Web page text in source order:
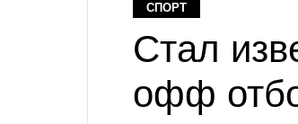
СПОРТ
Стал
офф